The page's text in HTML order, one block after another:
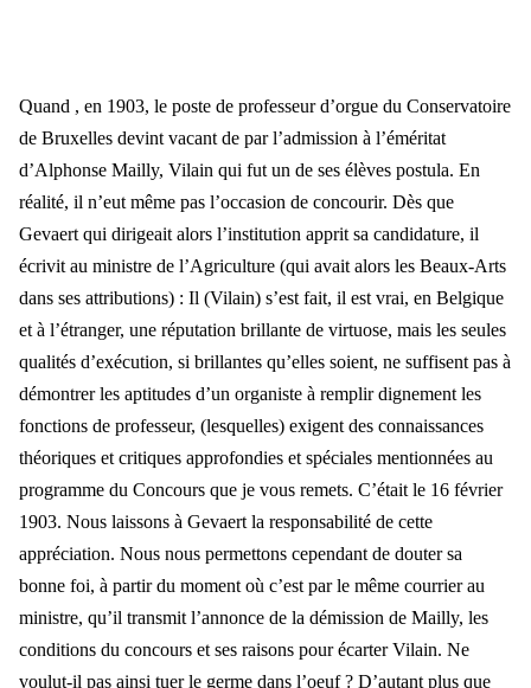
Quand , en 1903, le poste de professeur d’orgue du Conservatoire
de Bruxelles devint vacant de par l’admission à l’éméritat
d’Alphonse Mailly, Vilain qui fut un de ses élèves postula. En
réalité, il n’eut même pas l’occasion de concourir. Dès que
Gevaert qui dirigeait alors l’institution apprit sa candidature, il
écrivit au ministre de l’Agriculture (qui avait alors les Beaux-Arts
dans ses attributions) : Il (Vilain) s’est fait, il est vrai, en Belgique
et à l’étranger, une réputation brillante de virtuose, mais les seules
qualités d’exécution, si brillantes qu’elles soient, ne suffisent pas à
démontrer les aptitudes d’un organiste à remplir dignement les
fonctions de professeur, (lesquelles) exigent des connaissances
théoriques et critiques approfondies et spéciales mentionnées au
programme du Concours que je vous remets. C’était le 16 février
1903. Nous laissons à Gevaert la responsabilité de cette
appréciation. Nous nous permettons cependant de douter sa
bonne foi, à partir du moment où c’est par le même courrier au
ministre, qu’il transmit l’annonce de la démission de Mailly, les
conditions du concours et ses raisons pour écarter Vilain. Ne
voulut-il pas ainsi tuer le germe dans l’oeuf ? D’autant plus que